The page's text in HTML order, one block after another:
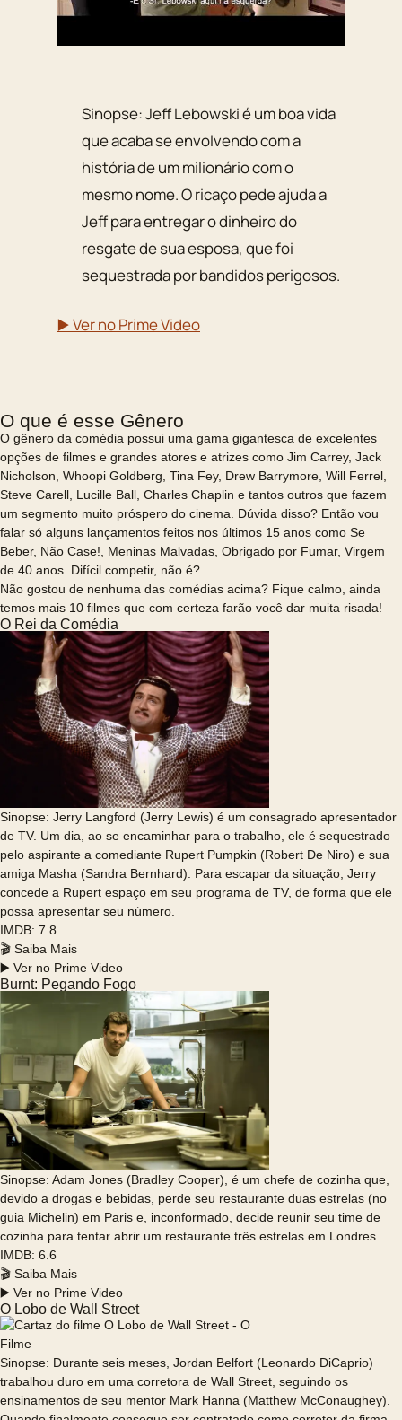
Sinopse: Jeff Lebowski é um boa vida
que acaba se envolvendo com a
história de um milionário com o
mesmo nome. O ricaço pede ajuda a
Jeff para entregar o dinheiro do
resgate de sua esposa, que foi
sequestrada por bandidos perigosos.
▶️ Ver no Prime Video
O que é esse Gênero
O gênero da comédia possui uma gama gigantesca de excelentes
opções de filmes e grandes atores e atrizes como Jim Carrey, Jack
Nicholson, Whoopi Goldberg, Tina Fey, Drew Barrymore, Will Ferrel,
Steve Carell, Lucille Ball, Charles Chaplin e tantos outros que fazem
um segmento muito próspero do cinema. Dúvida disso? Então vou
falar só alguns lançamentos feitos nos últimos 15 anos como Se
Beber, Não Case!, Meninas Malvadas, Obrigado por Fumar, Virgem
de 40 anos. Difícil competir, não é?
Não gostou de nenhuma das comédias acima? Fique calmo, ainda
temos mais 10 filmes que com certeza farão você dar muita risada!
O Rei da Comédia
Sinopse: Jerry Langford (Jerry Lewis) é um consagrado apresentador
de TV. Um dia, ao se encaminhar para o trabalho, ele é sequestrado
pelo aspirante a comediante Rupert Pumpkin (Robert De Niro) e sua
amiga Masha (Sandra Bernhard). Para escapar da situação, Jerry
concede a Rupert espaço em seu programa de TV, de forma que ele
possa apresentar seu número.
IMDB: 7.8
🎬 Saiba Mais
▶️ Ver no Prime Video
Burnt: Pegando Fogo
Sinopse: Adam Jones (Bradley Cooper), é um chefe de cozinha que,
devido a drogas e bebidas, perde seu restaurante duas estrelas (no
guia Michelin) em Paris e, inconformado, decide reunir seu time de
cozinha para tentar abrir um restaurante três estrelas em Londres.
IMDB: 6.6
🎬 Saiba Mais
▶️ Ver no Prime Video
O Lobo de Wall Street
Sinopse: Durante seis meses, Jordan Belfort (Leonardo DiCaprio)
trabalhou duro em uma corretora de Wall Street, seguindo os
ensinamentos de seu mentor Mark Hanna (Matthew McConaughey).